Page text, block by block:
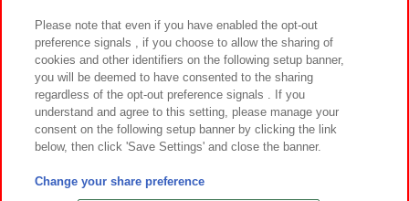
カスタマーハラスメント対応方針 よくあるご質問・お問い合わせ
©Bandai Namco Amusement Inc.
©Bandai Namco Amusement Lab Inc.
Please note that even if you have enabled the opt-out
preference signals , if you choose to allow the sharing of
cookies and other identifiers on the following setup banner,
you will be deemed to have consented to the sharing
regardless of the opt-out preference signals . If you
understand and agree to this setting, please manage your
consent on the following setup banner by clicking the link
below, then click 'Save Settings' and close the banner.
Change your share preference